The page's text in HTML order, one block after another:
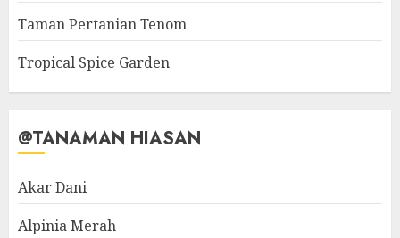
Taman Pertanian Tenom
Tropical Spice Garden
@TANAMAN HIASAN
Akar Dani
Alpinia Merah